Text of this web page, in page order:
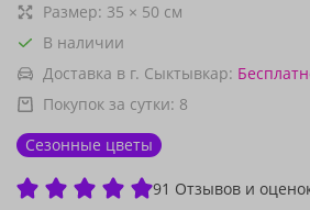
Размер: 35 × 50 см
В наличии
Доставка в г. Сыктывкар:
Покупок за сутки: 8
Сезонные цветы
91 Отзывов и